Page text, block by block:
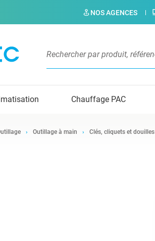
NOS AGENCES
Chauffage PAC
Outillage à main Clés, cliquets et douilles